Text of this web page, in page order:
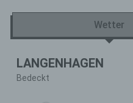
Wetter
LANGENHAGEN
Bedeckt